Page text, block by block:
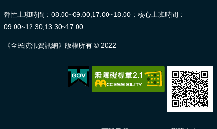
彈性上班時間：08:00~09:00,17:00~18:00；核心上班時間：
09:00~12:30,13:30~17:00
《全民防汛資訊網》版權所有 © 2022